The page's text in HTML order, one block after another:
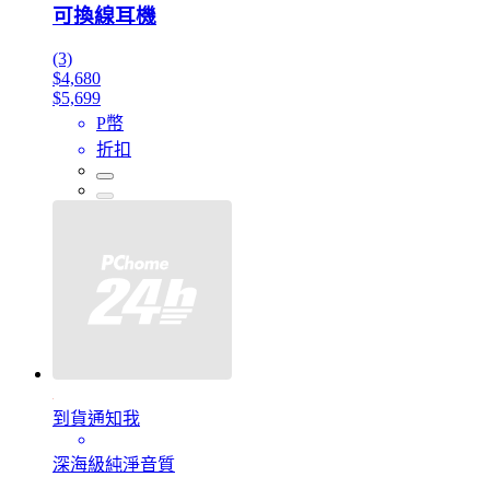
可換線耳機
(3)
$4,680
$5,699
P幣
折扣
到貨通知我
深海級純淨音質